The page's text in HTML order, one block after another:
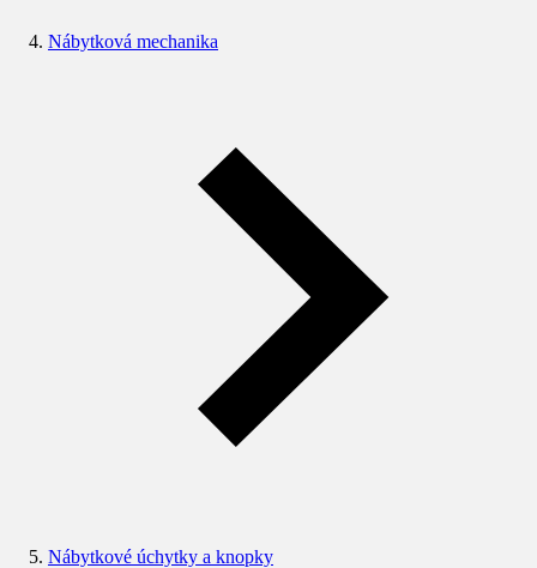
Nábytková mechanika
Nábytkové úchytky a knopky